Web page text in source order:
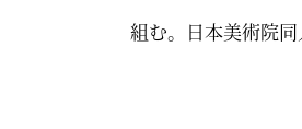
組む。日本美術院同